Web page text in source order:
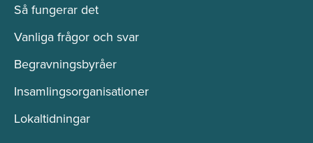
Så fungerar det
Vanliga frågor och svar
Begravningsbyråer
Insamlingsorganisationer
Lokaltidningar